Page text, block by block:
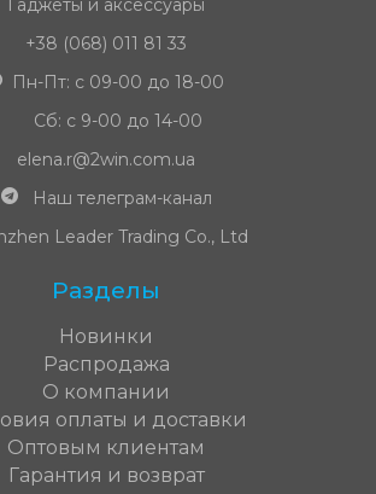
Гаджеты и аксессуары
+38 (068) 011 81 33
Пн-Пт: с 09-00 до 18-00
Сб: с 9-00 до 14-00
elena.r@2win.com.ua
Наш телеграм-канал
Leader Trading Co., Ltd
Разделы
Новинки
Распродажа
О компании
оплаты и доставки
Оптовым клиентам
Гарантия и возврат